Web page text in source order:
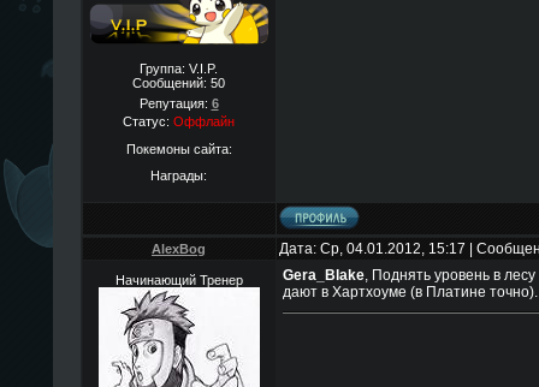
Группа: V.I.P.
Сообщений: 50
Репутация: 6
Статус: Оффлайн
Покемоны сайта:
Награды:
AlexBog Дата: Ср, 04.01.2012, 15:17 |
Начинающий Тренер Gera_Blake, Поднять уровень в
дают в Хартхоуме (в Платине точно).